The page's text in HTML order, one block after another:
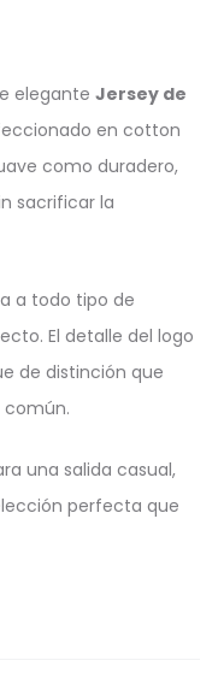
elegante Jersey de
en cotton
como duradero,
sacrificar la
a todo tipo de
El detalle del logo
de distinción que
común.
una salida casual,
perfecta que